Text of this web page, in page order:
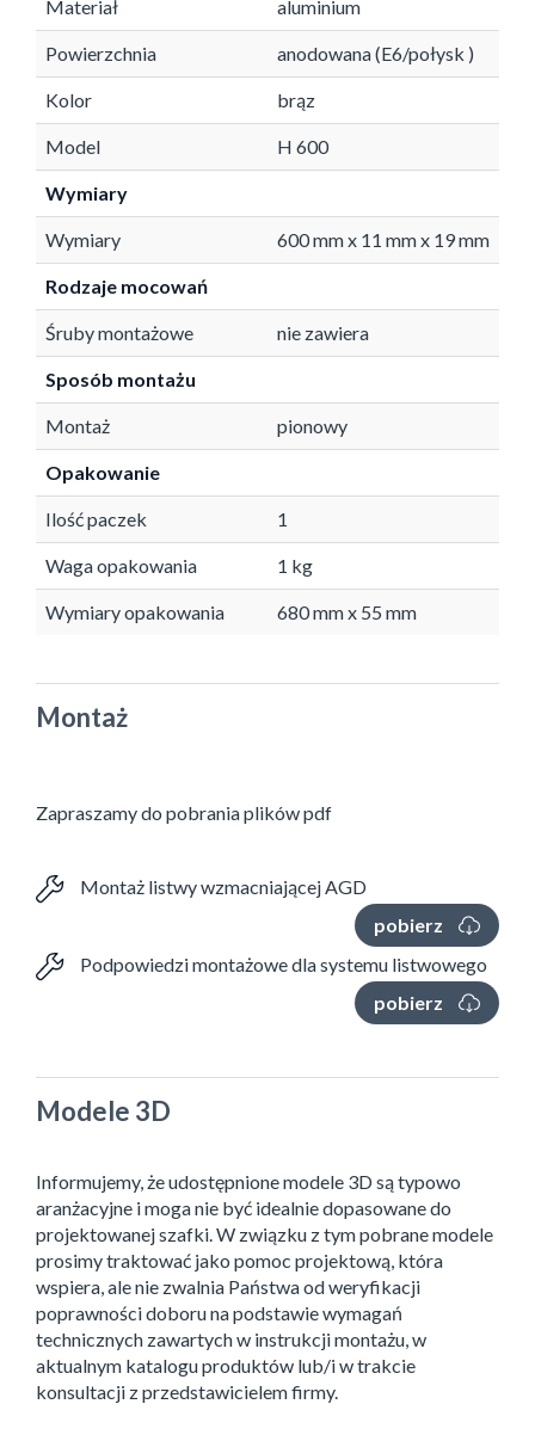
Materiał aluminium
Powierzchnia anodowana (E6/połysk )
Kolor brąz
Model H 600
Wymiary
Wymiary 600 mm x 11 mm x 19 mm
Rodzaje mocowań
Śruby montażowe nie zawiera
Sposób montażu
Montaż pionowy
Opakowanie
Ilość paczek 1
Waga opakowania 1 kg
Wymiary opakowania 680 mm x 55 mm
Montaż
Zapraszamy do pobrania plików pdf
Montaż listwy wzmacniającej AGD
pobierz
Podpowiedzi montażowe dla systemu listwowego
pobierz
Modele 3D
Informujemy, że udostępnione modele 3D są typowo
aranżacyjne i moga nie być idealnie dopasowane do
projektowanej szafki. W związku z tym pobrane modele
prosimy traktować jako pomoc projektową, która
wspiera, ale nie zwalnia Państwa od weryfikacji
poprawności doboru na podstawie wymagań
technicznych zawartych w instrukcji montażu, w
aktualnym katalogu produktów lub/i w trakcie
konsultacji z przedstawicielem firmy.